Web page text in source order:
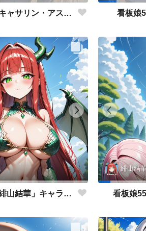
看板娘562 「キャサリン・アストリーのよもやま話」 看板娘
看板娘558 「緋山結華」キャラクター紹介
緋山結
看板娘